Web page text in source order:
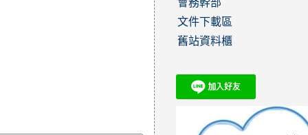
文件下載區
舊站資料櫃